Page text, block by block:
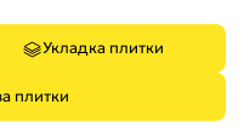
Укладка плитки
плитки